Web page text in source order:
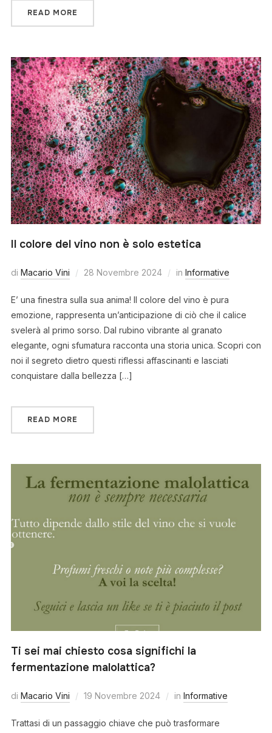
READ MORE
Il colore del vino non è solo estetica
di Macario Vini 28 Novembre 2024 in Informative
E’ una finestra sulla sua anima! Il colore del vino è pura
emozione, rappresenta un’anticipazione di ciò che il calice
svelerà al primo sorso. Dal rubino vibrante al granato
elegante, ogni sfumatura racconta una storia unica. Scopri con
noi il segreto dietro questi riflessi affascinanti e lasciati
conquistare dalla bellezza […]
READ MORE
Ti sei mai chiesto cosa significhi la
fermentazione malolattica?
di Macario Vini 19 Novembre 2024 in Informative
Trattasi di un passaggio chiave che può trasformare